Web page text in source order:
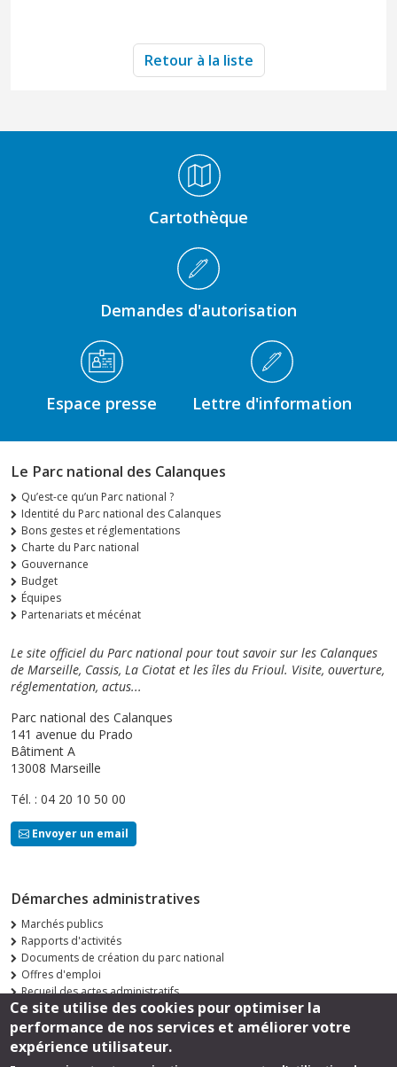
Retour à la liste
Cartothèque
Demandes d'autorisation
Espace presse Lettre d'information
Le Parc national des Calanques
Qu’est-ce qu’un Parc national ?
Identité du Parc national des Calanques
Bons gestes et réglementations
Charte du Parc national
Gouvernance
Budget
Équipes
Partenariats et mécénat
Le site officiel du Parc national pour tout savoir sur les Calanques
de Marseille, Cassis, La Ciotat et les îles du Frioul. Visite, ouverture,
réglementation, actus...
Parc national des Calanques
141 avenue du Prado
Bâtiment A
13008 Marseille
Tél. : 04 20 10 50 00
Envoyer un email
Démarches administratives
Marchés publics
Rapports d'activités
Documents de création du parc national
Offres d'emploi
Recueil des actes administratifs
Consultations publiques
Suivez-nous
Ce site utilise des cookies pour optimiser la
performance de nos services et améliorer votre
expérience utilisateur.